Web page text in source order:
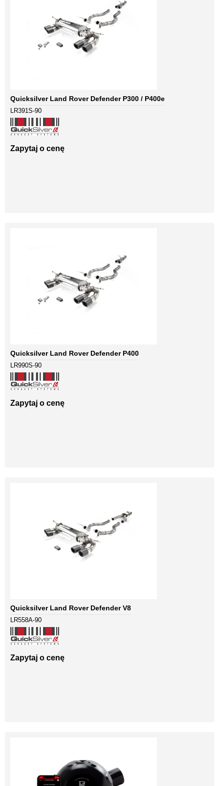
Quicksilver Land Rover Defender P300 / P400e
LR391S-90
Zapytaj o cenę
Quicksilver Land Rover Defender P400
LR990S-90
Zapytaj o cenę
Quicksilver Land Rover Defender V8
LR558A-90
Zapytaj o cenę